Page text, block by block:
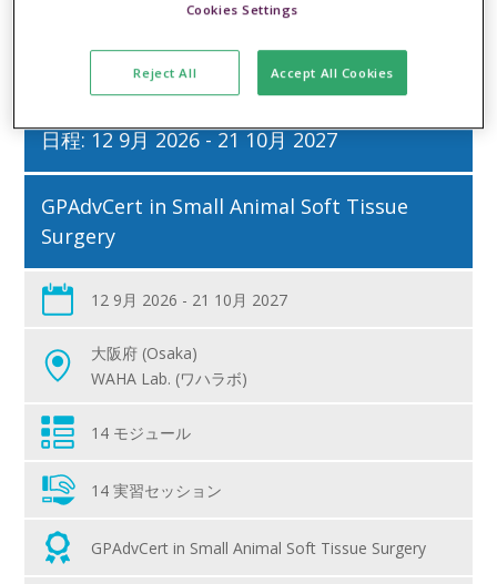
Dr.vét. Cert SAS ECVS MRCVS DipECVS MRCVS DVM
日程: 12 9月 2026 - 21 10月 2027
GPAdvCert in Small Animal Soft Tissue
Surgery
12 9月 2026 - 21 10月 2027
大阪府 (Osaka)
WAHA Lab. (ワハラボ)
14 モジュール
14 実習セッション
GPAdvCert in Small Animal Soft Tissue Surgery
Cookies Settings
Reject All Accept All Cookies